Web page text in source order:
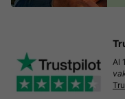
Al